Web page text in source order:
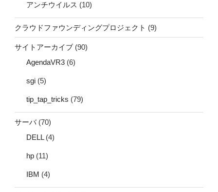
アンチウイルス (10)
クラウドファウンディングプロジェクト (9)
サイトアーカイブ (90)
AgendaVR3 (6)
sgi (5)
tip_tap_tricks (79)
サーバ(70)
DELL(4)
hp (11)
IBM (4)